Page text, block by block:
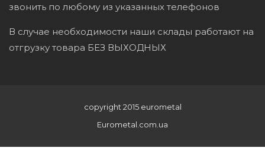
звонить по любому из указанных телефонов
В случае необходимости наши склады работают на
отгрузку товара БЕЗ ВЫХОДНЫХ
copyright 2015 eurometal
Eurometal.com.ua